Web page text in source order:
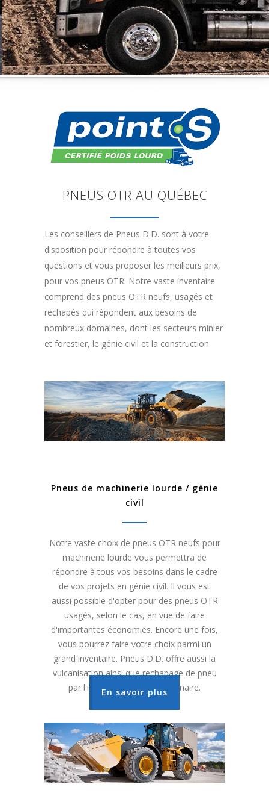
PNEUS OTR AU QUÉBEC
Les conseillers de Pneus D.D. sont à votre
disposition pour répondre à toutes vos
questions et vous proposer les meilleurs prix,
pour vos pneus OTR. Notre vaste inventaire
comprend des pneus OTR neufs, usagés et
rechapés qui répondent aux besoins de
nombreux domaines, dont les secteurs minier
et forestier, le génie civil et la construction.
Pneus de machinerie lourde / génie
civil
Notre vaste choix de pneus OTR neufs pour
machinerie lourde vous permettra de
répondre à tous vos besoins dans le cadre
de vos projets en génie civil. Il vous est
aussi possible d'opter pour des pneus OTR
usagés, selon le cas, en vue de faire
d'importantes économies. Encore une fois,
vous pourrez faire votre choix parmi un
grand inventaire. Pneus D.D. offre aussi la
vulcanisation ainsi que rechapage de pneu
par l'intermédiaire d'un partenaire.
En savoir plus